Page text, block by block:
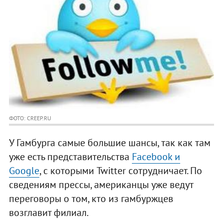
ФОТО: CREEP.RU
У Гамбурга самые большие шансы, так как там
уже есть представительства Facebook и
Google, с которыми Twitter сотрудничает. По
сведениям прессы, американцы уже ведут
переговоры о том, кто из гамбуржцев
возглавит филиал.